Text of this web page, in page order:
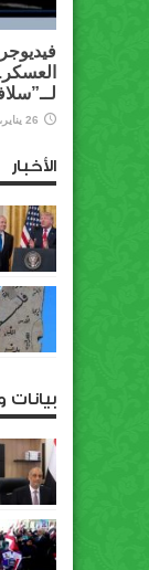
26 يناير، 2020
الأخبار